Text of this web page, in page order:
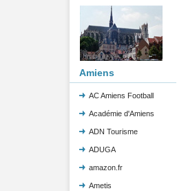
Amiens
AC Amiens Football
Académie d'Amiens
ADN Tourisme
ADUGA
amazon.fr
Ametis